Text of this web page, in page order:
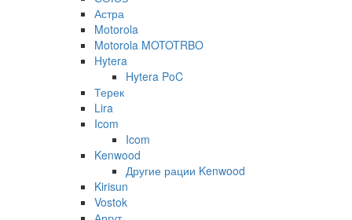
Астра
Motorola
Motorola MOTOTRBO
Hytera
Hytera PoC
Терек
Lira
Icom
Icom
Kenwood
Другие рации Kenwood
Kirisun
Vostok